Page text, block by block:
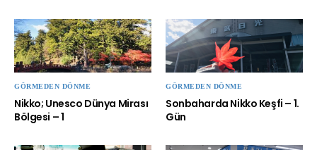
GÖRMEDEN DÖNME
Nikko; Unesco Dünya Mirası
Bölgesi – 1
GÖRMEDEN DÖNME
Sonbaharda Nikko Keşfi – 1.
Gün